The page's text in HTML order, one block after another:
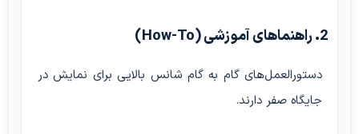
2. راهنماهای آموزشی (How-To)
دستورالعمل‌های گام به گام شانس بالایی برای نمایش در
جایگاه صفر دارند.